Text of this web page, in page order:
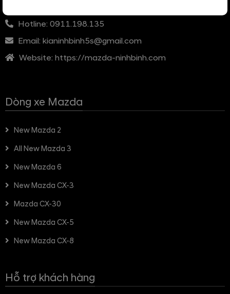
Hotline: 0911.198.135
Email: kianinhbinh5s@gmail.com
Website: https://mazda-ninhbinh.com
Dòng xe Mazda
New Mazda 2
All New Mazda 3
New Mazda 6
New Mazda CX-3
Mazda CX-30
New Mazda CX-5
New Mazda CX-8
Hỗ trợ khách hàng